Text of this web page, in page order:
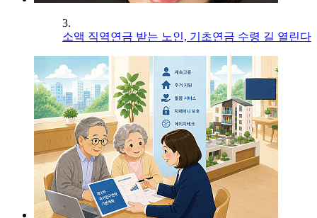
3.
소액 직역연금 받는 노인, 기초연금 수령 길 열린다